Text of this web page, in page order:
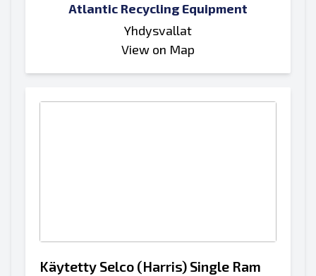
Atlantic Recycling Equipment
Yhdysvallat
View on Map
Käytetty Selco (Harris) Single Ram